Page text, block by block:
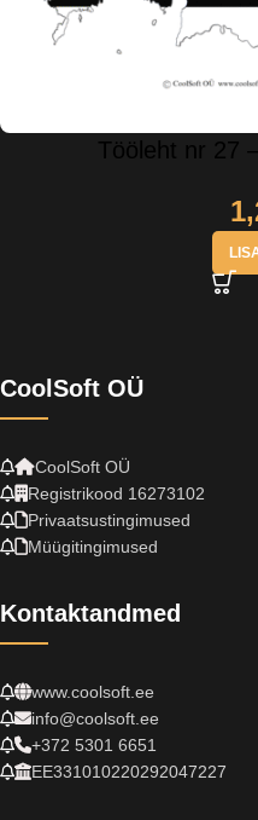
Tööleht nr 27
CoolSoft OÜ
CoolSoft OÜ
Registrikood 16273102
Privaatsustingimused
Müügitingimused
Kontaktandmed
www.coolsoft.ee
info@coolsoft.ee
+372 5301 6651
EE331010220292047227